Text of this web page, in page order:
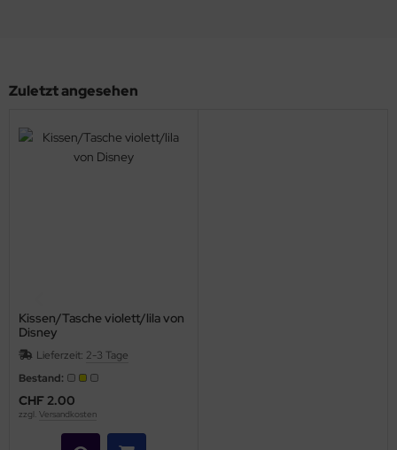
Zuletzt angesehen
Kissen/Tasche violett/lila von
Disney
Lieferzeit: 2-3 Tage
Bestand:
CHF 2.00
zzgl. Versandkosten